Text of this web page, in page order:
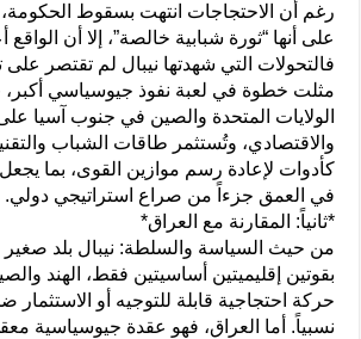
رغم أن الاحتجاجات انتهت بسقوط
على أنها “ثورة شبابية خالصة”، إلا أن
فالتحولات التي شهدتها نيبال لم تقتصر على
مثلت خطوة في لعبة نفوذ جيوسياسي
الولايات المتحدة والصين في جنوب آسيا
والاقتصادي، وتُستثمر طاقات الشباب
كأدوات لإعادة رسم موازين القوى، بما يجعل
في العمق جزءاً من صراع استراتيجي دولي.
*ثانياً: المقارنة مع العراق*
من حيث السياسة والسلطة: نيبال بلد صغير
بقوتين إقليميتين أساسيتين فقط، الهند
حركة احتجاجية قابلة للتوجيه أو
نسبياً. أما العراق، فهو عقدة جيوسياسية